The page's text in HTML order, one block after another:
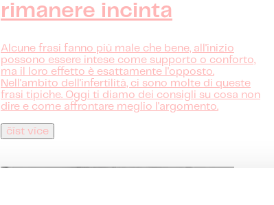
rimanere incinta
Alcune frasi fanno più male che bene, all'inizio
possono essere intese come supporto o conforto,
ma il loro effetto è esattamente l'opposto.
Nell'ambito dell'infertilità, ci sono molte di queste
frasi tipiche. Oggi ti diamo dei consigli su cosa non
dire e come affrontare meglio l'argomento.
číst více